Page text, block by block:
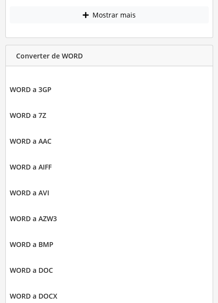
Mostrar mais
Converter de WORD
WORD a 3GP
WORD a 7Z
WORD a AAC
WORD a AIFF
WORD a AVI
WORD a AZW3
WORD a BMP
WORD a DOC
WORD a DOCX